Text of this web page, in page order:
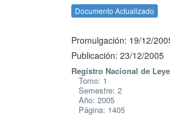
Documento Actualizado
Promulgación: 19/12/
Publicación: 23/12/2005
Registro Nacional de
Tomo: 1
Semestre: 2
Año: 2005
Página: 1405